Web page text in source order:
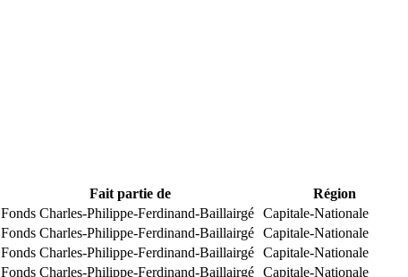
Fait partie de Région
Fonds Charles-Philippe-Ferdinand-Baillairgé Capitale-Nationale
Fonds Charles-Philippe-Ferdinand-Baillairgé Capitale-Nationale
Fonds Charles-Philippe-Ferdinand-Baillairgé Capitale-Nationale
Fonds Charles-Philippe-Ferdinand-Baillairgé Capitale-Nationale